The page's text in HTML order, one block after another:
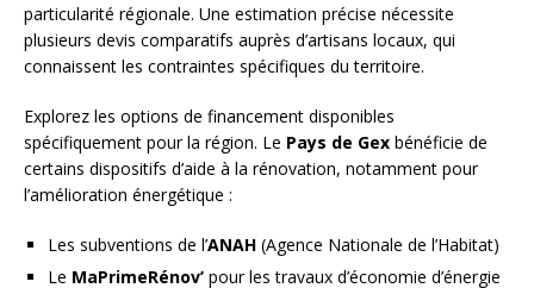
particularité régionale. Une estimation précise nécessite
plusieurs devis comparatifs auprès d’artisans locaux, qui
connaissent les contraintes spécifiques du territoire.
Explorez les options de financement disponibles
spécifiquement pour la région. Le Pays de Gex bénéficie de
certains dispositifs d’aide à la rénovation, notamment pour
l’amélioration énergétique :
Les subventions de l’ANAH (Agence Nationale de l’Habitat)
Le MaPrimeRénov’ pour les travaux d’économie d’énergie